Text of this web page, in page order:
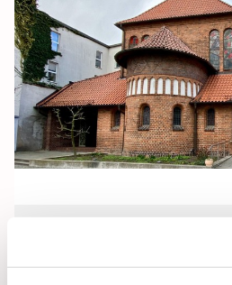
Donnerstag, 16.